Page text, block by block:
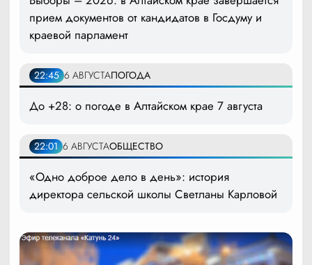
прием документов от кандидатов в Госдуму и
краевой парламент
22:45 6 АВГУСТАПОГОДА
До +28: о погоде в Алтайском крае 7 августа
22:01 6 АВГУСТАОБЩЕСТВО
«Одно доброе дело в день»: история
директора сельской школы Светланы Карловой